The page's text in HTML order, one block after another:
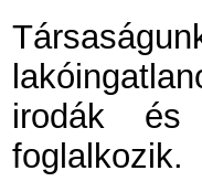
irodák és
foglalkozik.